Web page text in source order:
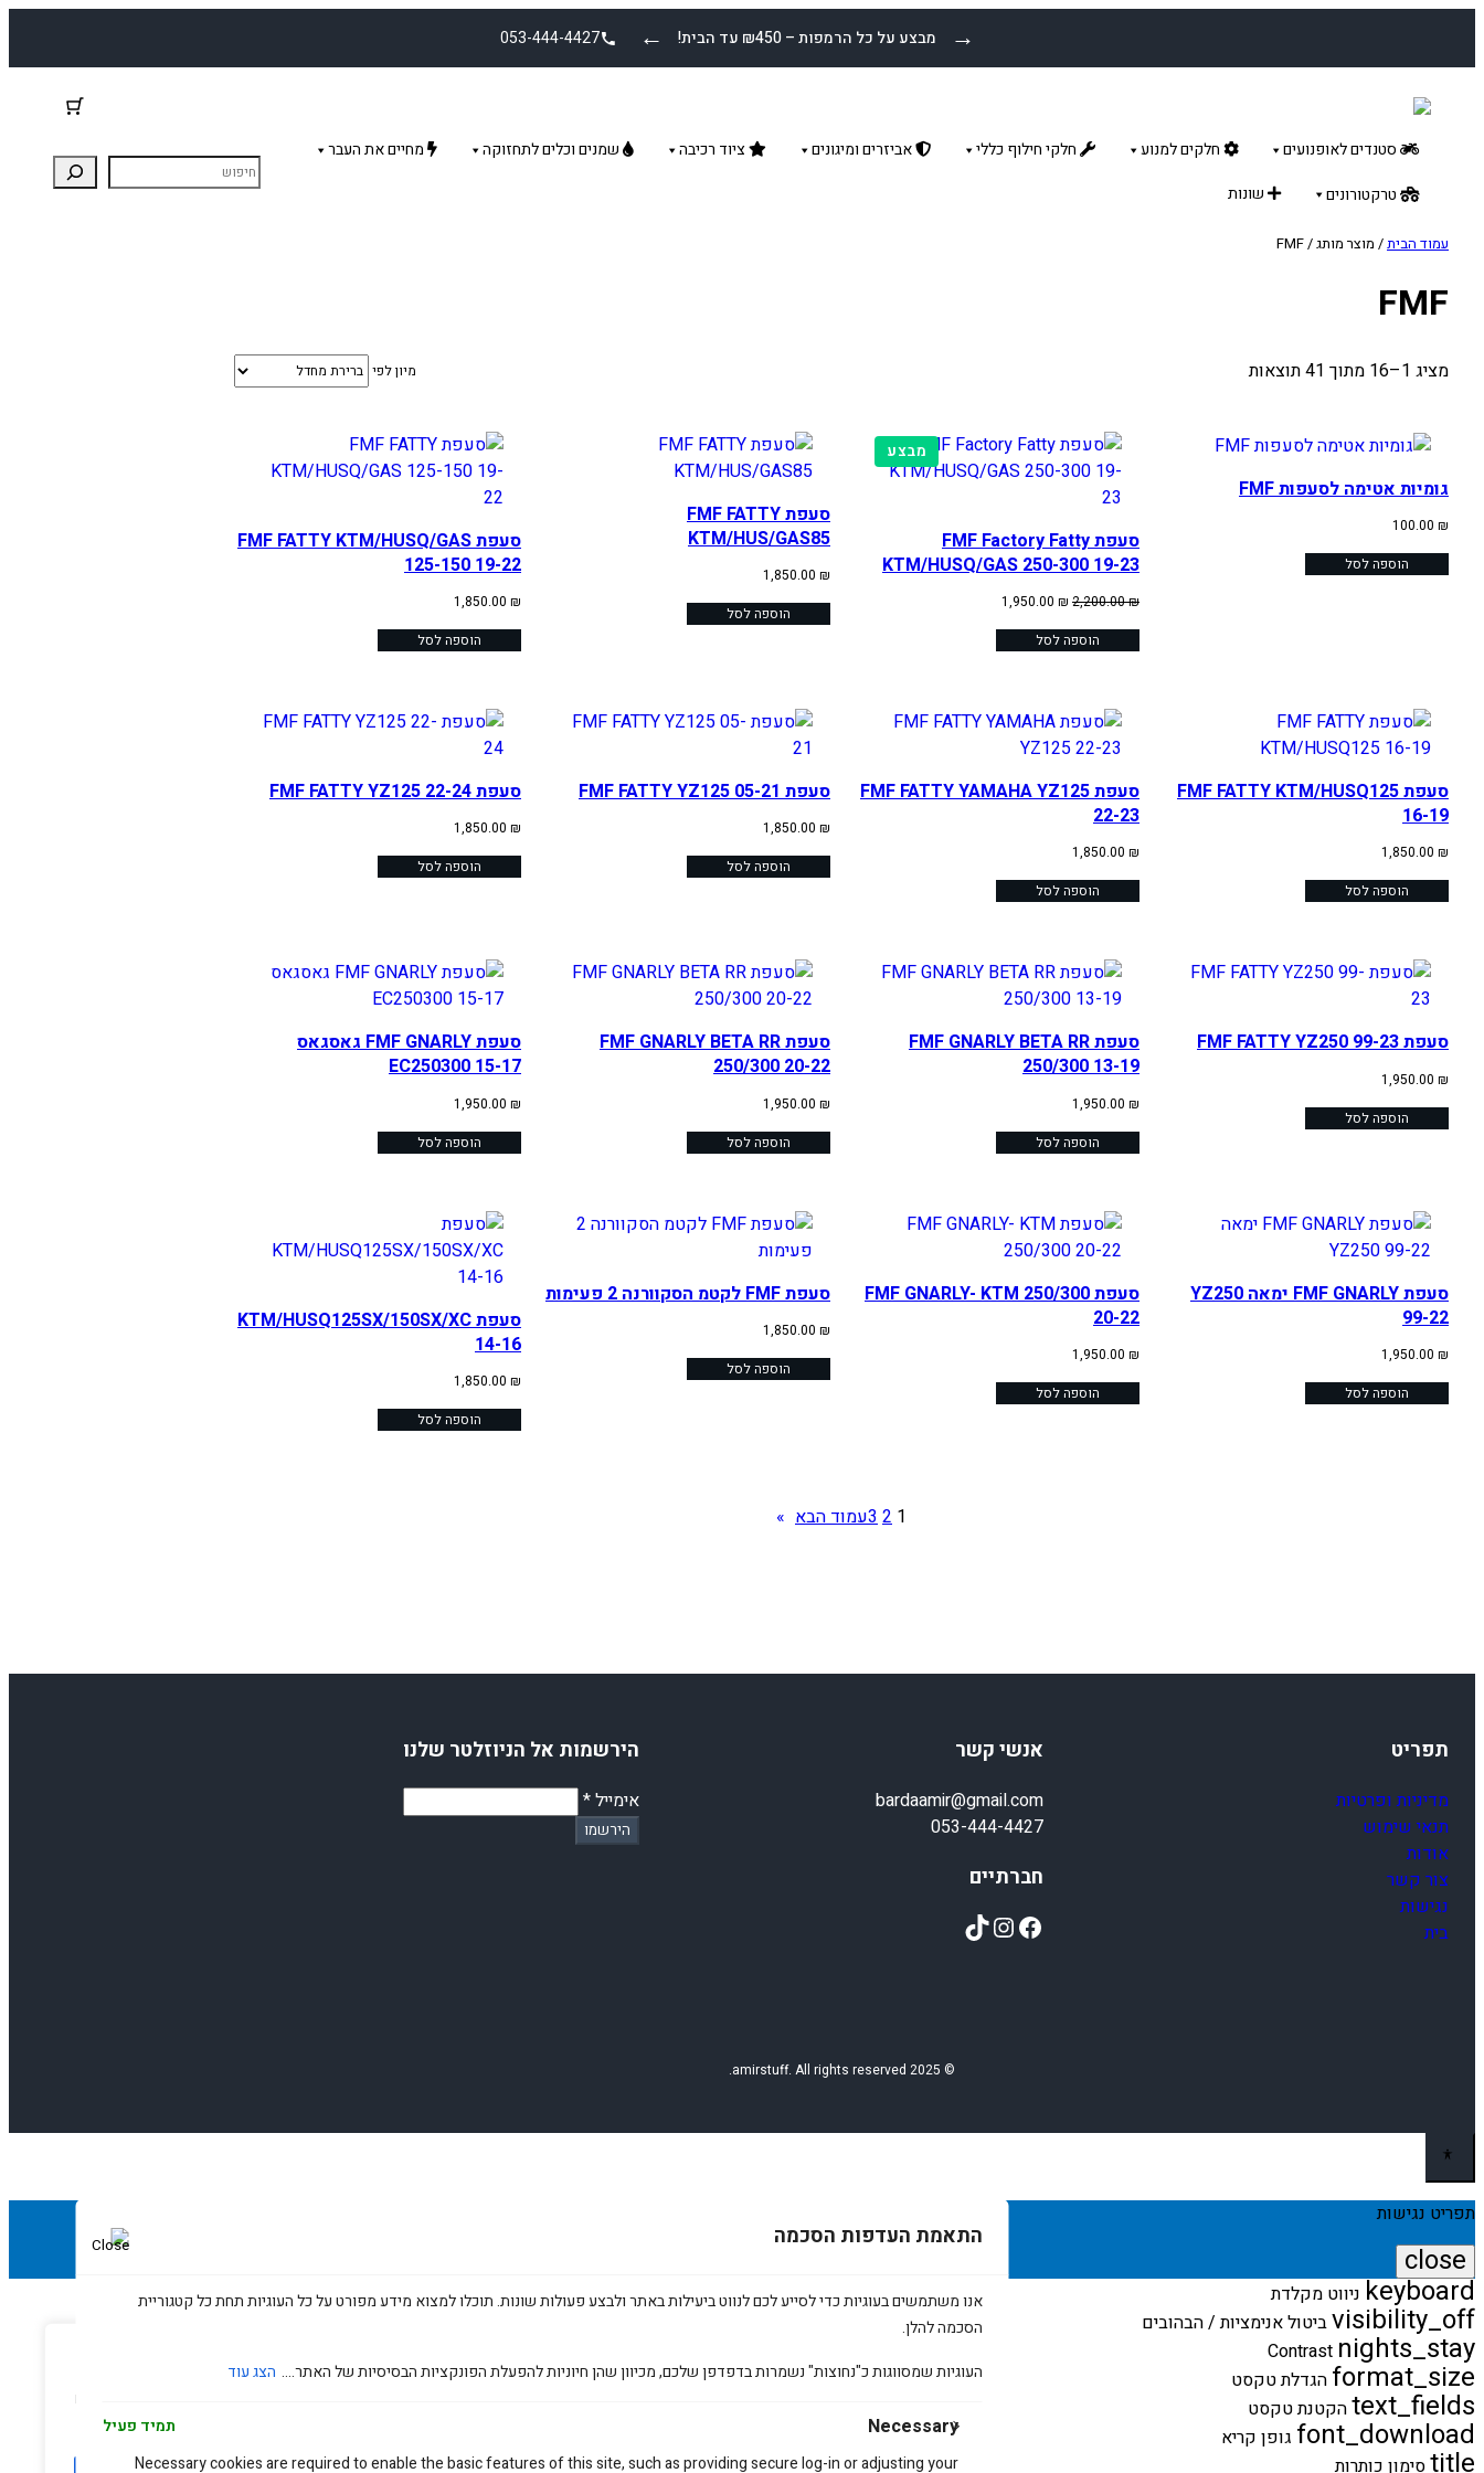
אנו משתמשים בעוגיות כדי לשפר את האתר, להציג תוכן מותאם ולנתח
התאמת העדפות הסכמה
אנו משתמשים בעוגיות כדי לסייע לכם לנווט ביעילות באתר ולבצע פעולות שונות. תוכלו למצוא מידע מפורט על כל העוגיות תחת כל קטגוריית
הסכמה להלן.
העוגיות שמסווגות כ"נחוצות" נשמרות בדפדפן שלכם, מכיוון שהן חיוניות להפעלת הפונקציות הבסיסיות של האתר.... הצג עוד
Necessary
תמיד פעיל
Necessary cookies are required to enable the basic features of this site, such as providing secure log-in or adjusting your
← מבצע על כל הרמפות – ₪450 עד הבית! →
053-444-4427
סטנדים לאופנועים חלקים למנוע חלקי חילוף כללי אביזרים ומיגונים ציוד רכיבה שמנים וכלים לתחזוקה
מחיים את העבר
טרקטורונים
שונות
עמוד הבית/ מוצר מותג / FMF
FMF
מציג 1–16 מתוך 41 תוצאות מיון לפי
גומיות אטימה לסעפות FMF
100.00 ₪
הוספה לסל
מבצע
במבצע
סעפת FMF Factory Fatty
KTM/HUSQ/GAS 250-300 19-23
2,200.00₪
המחיר
היה:
1,950.00 ₪
המחיר
הוספה לסל
סעפת FMF FATTY
KTM/HUS/GAS85
1,850.00 ₪
הוספה לסל
סעפת FMF FATTY KTM/HUSQ/GAS
125-150 19-22
1,850.00 ₪
הוספה לסל
סעפת FMF FATTY KTM/HUSQ125
16-19
1,850.00 ₪
הוספה לסל
סעפת FMF FATTY YAMAHA YZ125
22-23
1,850.00 ₪
הוספה לסל
סעפת FMF FATTY YZ125 05-21
1,850.00 ₪
הוספה לסל
סעפת FMF FATTY YZ125 22-24
1,850.00 ₪
הוספה לסל
סעפת FMF FATTY YZ250 99-23
1,950.00 ₪
הוספה לסל
סעפת FMF GNARLY BETA RR
250/300 13-19
1,950.00 ₪
הוספה לסל
סעפת FMF GNARLY BETA RR
250/300 20-22
1,950.00 ₪
הוספה לסל
סעפת FMF GNARLY גאסגאס
EC250300 15-17
1,950.00 ₪
הוספה לסל
סעפת FMF GNARLY ימאה YZ250
99-22
1,950.00 ₪
הוספה לסל
סעפת FMF GNARLY- KTM 250/300
20-22
1,950.00 ₪
הוספה לסל
סעפת FMF לקטמ הסקוורנה 2 פעימות
1,850.00 ₪
הוספה לסל
סעפת KTM/HUSQ125SX/150SX/XC
14-16
1,850.00 ₪
הוספה לסל
1
2
3עמוד הבא »
תפריט
מדיניות ופרטיות
תנאי שימוש
אודות
צור קשר
נגישות
בית
אנשי קשר
bardaamir@gmail.com
053-444-4427
חברתיים
Facebook
Instagram
TikTok
הירשמות אל הניוזלטר שלנו
אימייל*
הירשמו
© 2025 amirstuff. All rights reserved.
תפריט נגישות
close
פתיחה
וסגירה
של
תפריט
הנגישות
keyboard ניווט מקלדת
visibility_offביטול אנימציות / הבהובים
nights_stay
Contrast
format_size הגדלת טקסט
text_fieldsהקטנת טקסט
font_download גופן קריא
titleסימון כותרות